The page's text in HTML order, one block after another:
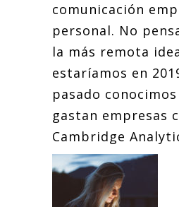
comunicación
personal. No
la más remota
estaríamos en
pasado
gastan empresas
Cambridge